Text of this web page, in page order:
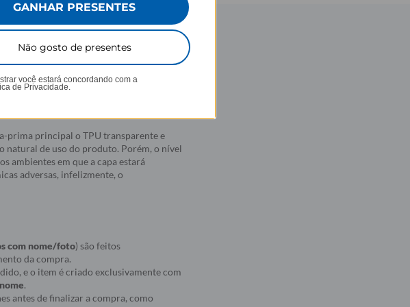
São mais de 1000 estampas
vivas e completa aderência. Com
e sujeira ocasionados no
prima principal o TPU transparente e
natural de uso do produto. Porém, o nível
ambientes em que a capa estará
adversas, infelizmente, o
com nome/foto) são feitos
da compra.
e o item é criado exclusivamente com
.
antes de finalizar a compra, como
GANHAR PRESENTES
Não gosto de presentes
você estará concordando com a
de Privacidade.